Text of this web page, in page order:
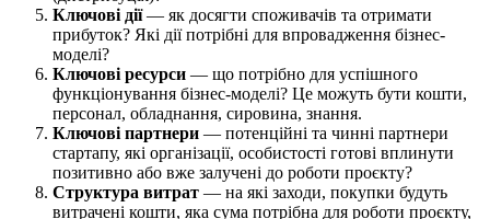
Ключові дії— як досягти споживачів та отримати
прибуток? Які дії потрібні для впровадження бізнес-
моделі?
Ключові ресурси — що потрібно для успішного
функціонування бізнес-моделі? Це можуть бути кошти,
персонал, обладнання, сировина, знання.
Ключові партнери — потенційні та чинні партнери
стартапу, які організації, особистості готові вплинути
позитивно або вже залучені до роботи проєкту?
Структура витрат — на які заходи, покупки будуть
витрачені кошти, яка сума потрібна для роботи проєкту,